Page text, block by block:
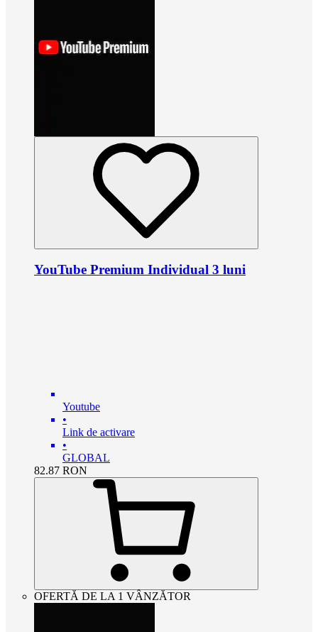
YouTube Premium Individual 3 luni
Youtube
•
Link de activare
•
GLOBAL
82.87 RON
OFERTĂ DE LA 1 VÂNZĂTOR